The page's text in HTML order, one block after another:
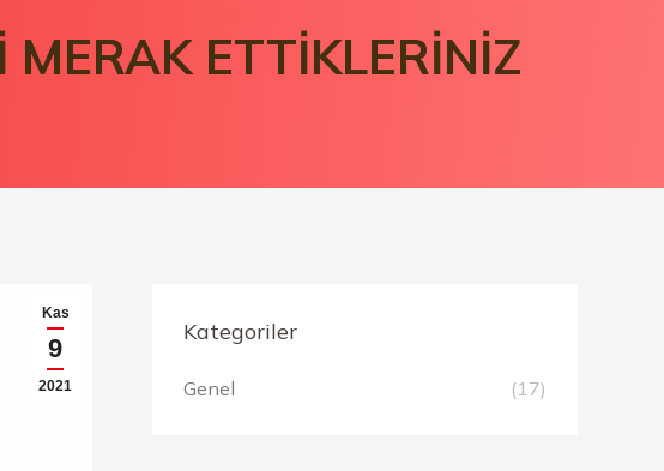
ETTİKLERİNİZ
Kas
9
2021
Kategoriler
Genel (17)